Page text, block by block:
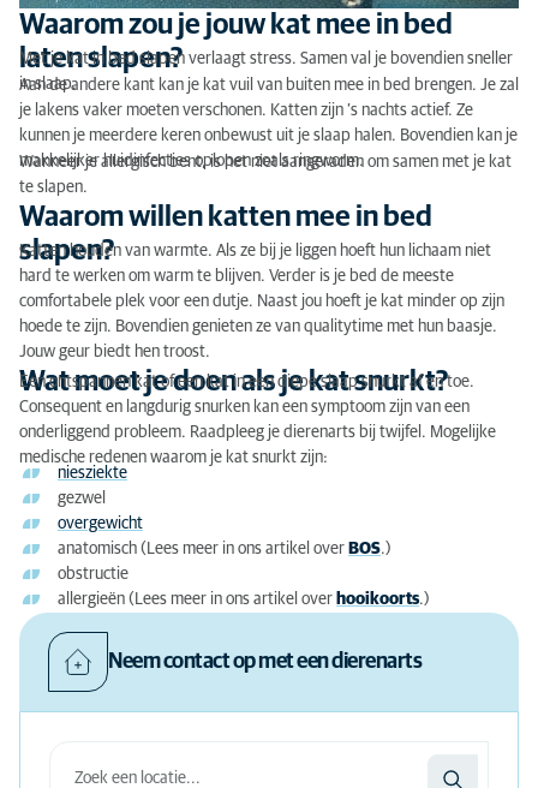
Waarom zou je jouw kat mee in bed
laten slapen?
Met je kat in bed slapen verlaagt stress. Samen val je bovendien sneller
in slaap.
Aan de andere kant kan je kat vuil van buiten mee in bed brengen. Je zal
je lakens vaker moeten verschonen. Katten zijn ’s nachts actief. Ze
kunnen je meerdere keren onbewust uit je slaap halen. Bovendien kan je
makkelijker huidinfecties oplopen zoals ringworm.
Wanneer je allergisch bent, is het niet aangeraden om samen met je kat
te slapen.
Waarom willen katten mee in bed
slapen?
Katten houden van warmte. Als ze bij je liggen hoeft hun lichaam niet
hard te werken om warm te blijven. Verder is je bed de meeste
comfortabele plek voor een dutje. Naast jou hoeft je kat minder op zijn
hoede te zijn. Bovendien genieten ze van qualitytime met hun baasje.
Jouw geur biedt hen troost.
Wat moet je doen als je kat snurkt?
Een ontspannen kat of een kat in een diepe slaap snurkt af en toe.
Consequent en langdurig snurken kan een symptoom zijn van een
onderliggend probleem. Raadpleeg je dierenarts bij twijfel. Mogelijke
medische redenen waarom je kat snurkt zijn:
niesziekte
gezwel
overgewicht
anatomisch (Lees meer in ons artikel over BOS.)
obstructie
allergieën (Lees meer in ons artikel over hooikoorts.)
Neem contact op met een dierenarts